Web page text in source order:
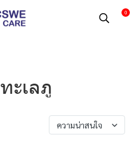
0
ะเลภู
ความน่าสนใจ